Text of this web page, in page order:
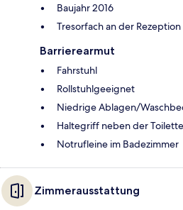
Baujahr 2016
Tresorfach an der Rezeption
Barrierearmut
Fahrstuhl
Rollstuhlgeeignet
Niedrige Ablagen/
Haltegriff neben der Toilette
Notrufleine im Badezimmer
Zimmerausstattung